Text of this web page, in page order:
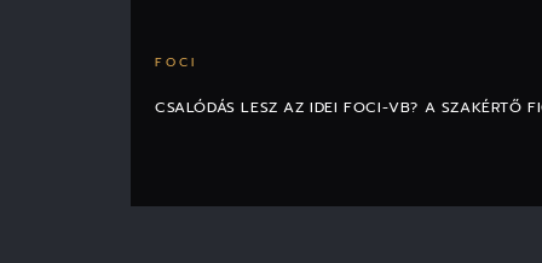
FOCI
CSALÓDÁS LESZ AZ IDEI FOCI-VB? A SZAKÉRTŐ